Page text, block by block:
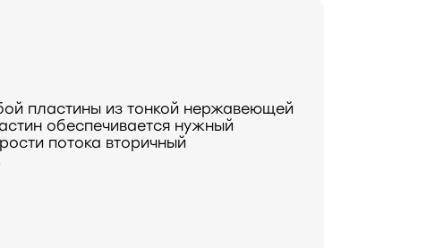
пластины из тонкой нержавеющей
обеспечивается нужный
потока вторичный